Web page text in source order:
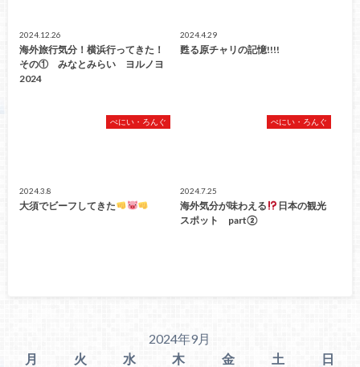
2024.12.26
海外旅行気分！横浜行ってきた！
その① みなとみらい ヨルノヨ
2024
2024.4.29
甦る原チャリの記憶!!!!
ぺにい・ろんぐ
2024.3.8
大須でビーフしてきた
ぺにい・ろんぐ
2024.7.25
海外気分が味わえる
日本の観光
スポット part②
2024年9月
月
火 水 木 金 土
日